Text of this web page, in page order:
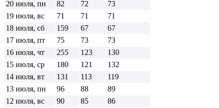
20 июля, пн
82 72
73
19 июля, вс
71 71
71
18 июля, сб
159 67
67
17 июля, пт
75 73
73
16 июля, чт
255 123
130
15 июля, ср
180 121
132
14 июля, вт
131 113
119
13 июля, пн
96 88
89
12 июля, вс
90 85
86